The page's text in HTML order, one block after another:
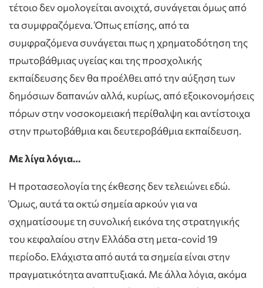
τέτοιο δεν ομολογείται ανοιχτά, συνάγεται όμως από
τα συμφραζόμενα. Όπως επίσης, από τα
συμφραζόμενα συνάγεται πως η χρηματοδότηση της
πρωτοβάθμιας υγείας και της προσχολικής
εκπαίδευσης δεν θα προέλθει από την αύξηση των
δημόσιων δαπανών αλλά, κυρίως, από εξοικονομήσεις
πόρων στην νοσοκομειακή περίθαλψη και αντίστοιχα
στην πρωτοβάθμια και δευτεροβάθμια εκπαίδευση.
Με λίγα λόγια…
Η προτασεολογία της έκθεσης δεν τελειώνει εδώ.
Όμως, αυτά τα οκτώ σημεία αρκούν για να
σχηματίσουμε τη συνολική εικόνα της στρατηγικής
του κεφαλαίου στην Ελλάδα στη μετα-covid 19
περίοδο. Ελάχιστα από αυτά τα σημεία είναι στην
πραγματικότητα αναπτυξιακά. Με άλλα λόγια, ακόμα